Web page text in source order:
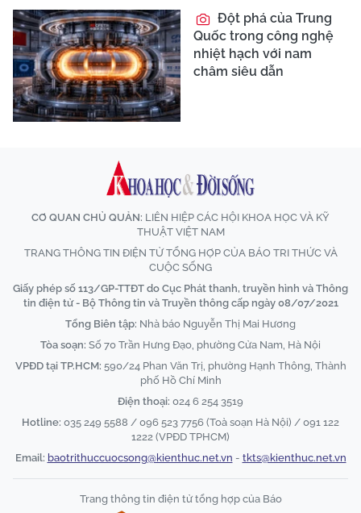
Đột phá của Trung
Quốc trong công nghệ
nhiệt hạch với nam
châm siêu dẫn
CƠ QUAN CHỦ QUẢN: LIÊN HIỆP CÁC HỘI KHOA HỌC VÀ KỸ
THUẬT VIỆT NAM
TRANG THÔNG TIN ĐIỆN TỬ TỔNG HỢP CỦA BÁO TRI THỨC VÀ
CUỘC SỐNG
Giấy phép số 113/GP-TTĐT do Cục Phát thanh, truyền hình và Thông
tin điện tử - Bộ Thông tin và Truyền thông cấp ngày 08/07/2021
Tổng Biên tập: Nhà báo Nguyễn Thị Mai Hương
Tòa soạn: Số 70 Trần Hưng Đạo, phường Cửa Nam, Hà Nội
VPĐD tại TP.HCM: 590/24 Phan Văn Trị, phường Hạnh Thông, Thành
phố Hồ Chí Minh
Điện thoại: 024 6 254 3519
Hotline: 035 249 5588 / 096 523 7756 (Toà soạn Hà Nội) / 091 122
1222 (VPĐD TPHCM)
Email: baotrithuccuocsong@kienthuc.net.vn - tkts@kienthuc.net.vn
Trang thông tin điện tử tổng hợp của Báo